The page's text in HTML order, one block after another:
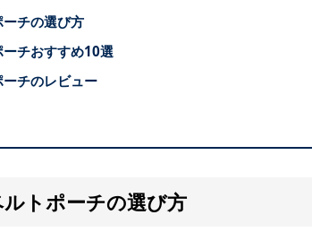
チの選び方
チおすすめ10選
チのレビュー
トポーチの選び方